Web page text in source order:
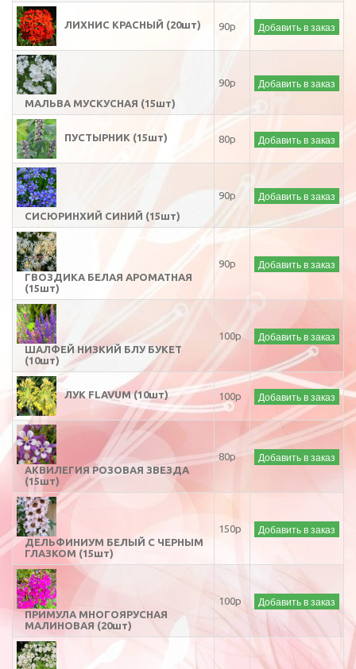
ЛИХНИС КРАСНЫЙ (20шт) 90р Добавить в заказ
МАЛЬВА МУСКУСНАЯ (15шт)
90р Добавить в заказ
ПУСТЫРНИК (15шт) 80р Добавить в заказ
СИСЮРИНХИЙ СИНИЙ (15шт)
90р Добавить в заказ
ГВОЗДИКА БЕЛАЯ АРОМАТНАЯ
(15шт)
90р Добавить в заказ
ШАЛФЕЙ НИЗКИЙ БЛУ БУКЕТ
(10шт)
100р Добавить в заказ
ЛУК FLAVUM (10шт) 100р Добавить в заказ
АКВИЛЕГИЯ РОЗОВАЯ ЗВЕЗДА
(15шт)
80р Добавить в заказ
ДЕЛЬФИНИУМ БЕЛЫЙ С ЧЕРНЫМ
ГЛАЗКОМ (15шт)
150р Добавить в заказ
ПРИМУЛА МНОГОЯРУСНАЯ
МАЛИНОВАЯ (20шт)
100р Добавить в заказ